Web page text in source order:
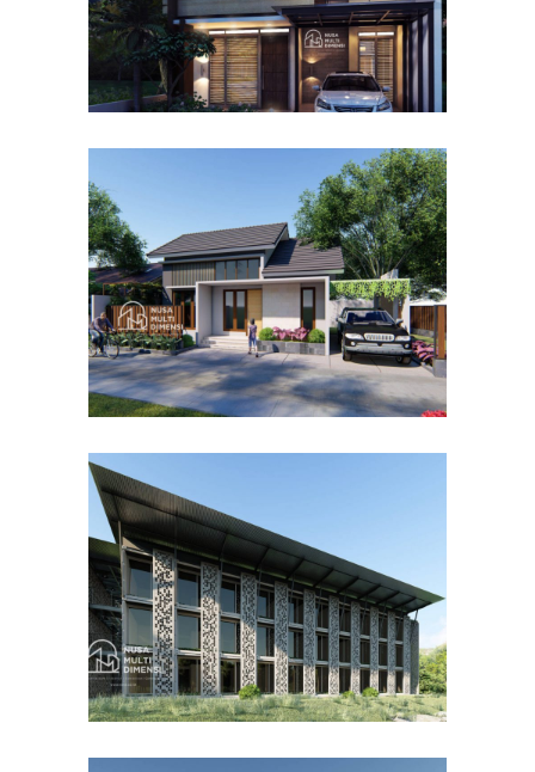
Desain Rumah Bapak Dodi di
Ciomas Bogor
DESAIN RUMAH TERBAIK
Desain Dormitory Dramaga
IPB di Kota Bogor
DESAIN BANGUNAN LAINNYA